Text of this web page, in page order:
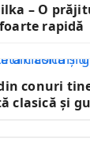
– O
rapidă
conuri
clasică și